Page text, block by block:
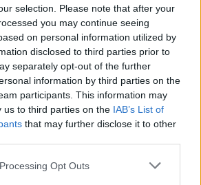
selection. Please note that after your
you may continue seeing
on personal information utilized by
disclosed to third parties prior to
separately opt-out of the further
information by third parties on the
participants. This information may
us to third parties on the IAB’s List of
that may further disclose it to other
website/app uses one or more Google
Opt Outs